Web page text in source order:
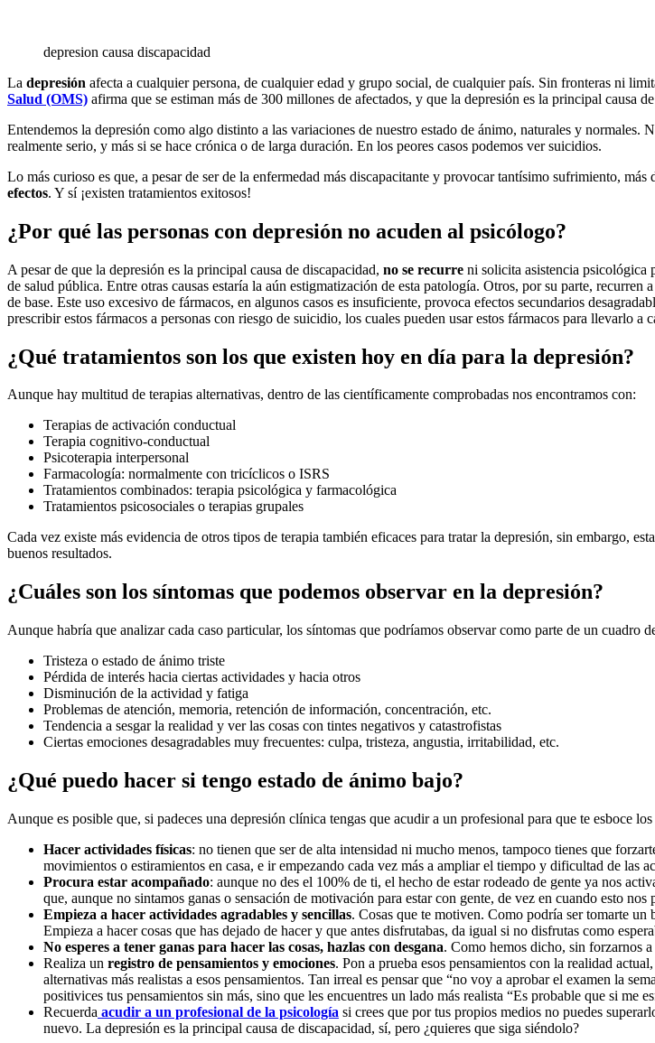
depresion causa discapacidad
La depresión afecta a cualquier persona, de cualquier edad y grupo social, de cualquier país. Sin fronteras ni
Salud (OMS) afirma que se estiman más de 300 millones de afectados, y que la depresión es la principal causa
Entendemos la depresión como algo distinto a las variaciones de nuestro estado de ánimo, naturales y normales.
realmente serio, y más si se hace crónica o de larga duración. En los peores casos podemos ver suicidios.
Lo más curioso es que, a pesar de ser de la enfermedad más discapacitante y provocar tantísimo sufrimiento, más
efectos. Y sí ¡existen tratamientos exitosos!
¿Por qué las personas con depresión no acuden al psicólogo?
A pesar de que la depresión es la principal causa de discapacidad, no se recurre ni solicita asistencia psicológica
de salud pública. Entre otras causas estaría la aún estigmatización de esta patología. Otros, por su parte,
de base. Este uso excesivo de fármacos, en algunos casos es insuficiente, provoca efectos secundarios
prescribir estos fármacos a personas con riesgo de suicidio, los cuales pueden usar estos fármacos para llevarlo a
¿Qué tratamientos son los que existen hoy en día para la depresión?
Aunque hay multitud de terapias alternativas, dentro de las científicamente comprobadas nos encontramos con:
Terapias de activación conductual
Terapia cognitivo-conductual
Psicoterapia interpersonal
Farmacología: normalmente con tricíclicos o ISRS
Tratamientos combinados: terapia psicológica y farmacológica
Tratamientos psicosociales o terapias grupales
Cada vez existe más evidencia de otros tipos de terapia también eficaces para tratar la depresión, sin embargo,
buenos resultados.
¿Cuáles son los síntomas que podemos observar en la depresión?
Aunque habría que analizar cada caso particular, los síntomas que podríamos observar como parte de un cuadro
Tristeza o estado de ánimo triste
Pérdida de interés hacia ciertas actividades y hacia otros
Disminución de la actividad y fatiga
Problemas de atención, memoria, retención de información, concentración, etc.
Tendencia a sesgar la realidad y ver las cosas con tintes negativos y catastrofistas
Ciertas emociones desagradables muy frecuentes: culpa, tristeza, angustia, irritabilidad, etc.
¿Qué puedo hacer si tengo estado de ánimo bajo?
Aunque es posible que, si padeces una depresión clínica tengas que acudir a un profesional para que te esboce
Hacer actividades físicas: no tienen que ser de alta intensidad ni mucho menos, tampoco tienes que
movimientos o estiramientos en casa, e ir empezando cada vez más a ampliar el tiempo y dificultad de las
Procura estar acompañado: aunque no des el 100% de ti, el hecho de estar rodeado de gente ya nos
que, aunque no sintamos ganas o sensación de motivación para estar con gente, de vez en cuando esto nos
Empieza a hacer actividades agradables y sencillas. Cosas que te motiven. Como podría ser tomarte
Empieza a hacer cosas que has dejado de hacer y que antes disfrutabas, da igual si no disfrutas como
No esperes a tener ganas para hacer las cosas, hazlas con desgana. Como hemos dicho, sin forzarnos
Realiza un registro de pensamientos y emociones. Pon a prueba esos pensamientos con la realidad
alternativas más realistas a esos pensamientos. Tan irreal es pensar que “no voy a aprobar el examen la
positivices tus pensamientos sin más, sino que les encuentres un lado más realista “Es probable que si me
Recuerda acudir a un profesional de la psicología si crees que por tus propios medios no puedes
nuevo. La depresión es la principal causa de discapacidad, sí, pero ¿quieres que siga siéndolo?